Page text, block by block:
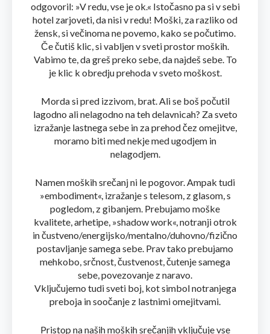
odgovoril: »V redu, vse je ok.« Istočasno pa si v sebi
hotel zarjoveti, da nisi v redu! Moški, za razliko od
žensk, si večinoma ne povemo, kako se počutimo.
Če čutiš klic, si vabljen v sveti prostor moških.
Vabimo te, da greš preko sebe, da najdeš sebe. To
je klic k obredju prehoda v sveto moškost.
Morda si pred izzivom, brat. Ali se boš počutil
lagodno ali nelagodno na teh delavnicah? Za sveto
izražanje lastnega sebe in za prehod čez omejitve,
moramo biti med nekje med ugodjem in
nelagodjem.
Namen moških srečanj ni le pogovor. Ampak tudi
»embodiment«, izražanje s telesom, z glasom, s
pogledom, z gibanjem. Prebujamo moške
kvalitete, arhetipe, »shadow work«, notranji otrok
in čustveno/energijsko/mentalno/duhovno/fizično
postavljanje samega sebe. Prav tako prebujamo
mehkobo, srčnost, čustvenost, čutenje samega
sebe, povezovanje z naravo.
Vključujemo tudi sveti boj, kot simbol notranjega
preboja in soočanje z lastnimi omejitvami.
Pristop na naših moških srečanjih vključuje vse